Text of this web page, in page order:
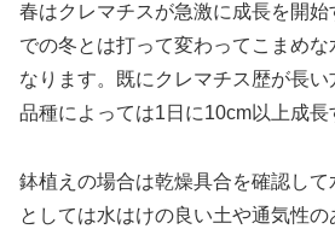
春はクレマチスが急激に成長を開始
での冬とは打って変わってこまめ
なります。既にクレマチス歴が長い
品種によっては1日に10cm以上成長
鉢植えの場合は乾燥具合を確認し
としては水はけの良い土や通気性